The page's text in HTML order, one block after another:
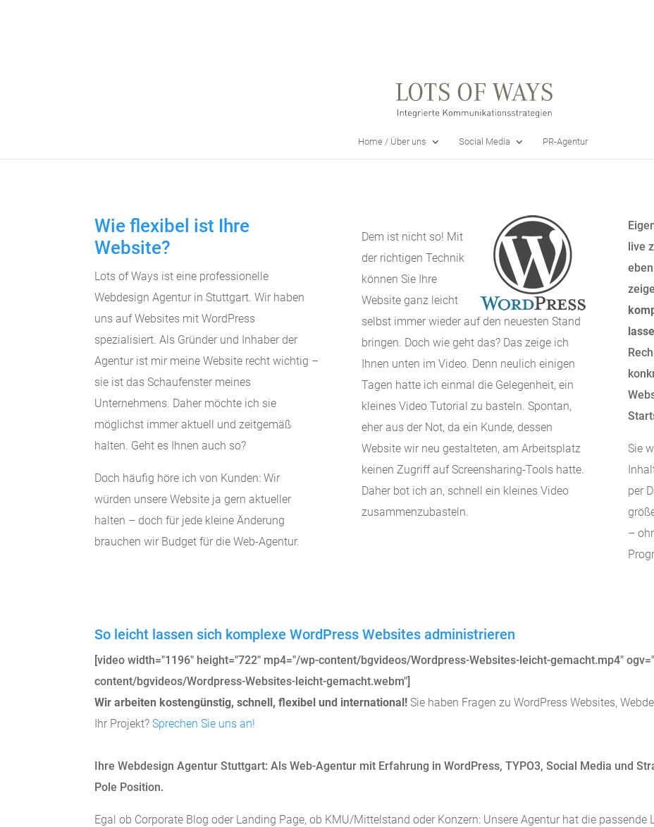
Home / Über uns Social Media PR-Agentur
Wie flexibel ist Ihre
Website?
Lots of Ways ist eine professionelle
Webdesign Agentur in Stuttgart. Wir haben
uns auf Websites mit WordPress
spezialisiert. Als Gründer und Inhaber der
Agentur ist mir meine Website recht wichtig –
sie ist das Schaufenster meines
Unternehmens. Daher möchte ich sie
möglichst immer aktuell und zeitgemäß
halten. Geht es Ihnen auch so?
Doch häufig höre ich von Kunden: Wir
würden unsere Website ja gern aktueller
halten – doch für jede kleine Änderung
brauchen wir Budget für die Web-Agentur.
Dem ist nicht so! Mit
der richtigen Technik
können Sie Ihre
Website ganz leicht
selbst immer wieder auf den neuesten Stand
bringen. Doch wie geht das? Das zeige ich
Ihnen unten im Video. Denn neulich einigen
Tagen hatte ich einmal die Gelegenheit, ein
kleines Video Tutorial zu basteln. Spontan,
eher aus der Not, da ein Kunde, dessen
Website wir neu gestalteten, am Arbeitsplatz
keinen Zugriff auf Screensharing-Tools hatte.
Daher bot ich an, schnell ein kleines Video
zusammenzubasteln.
live
Sie
per
–
So leicht lassen sich komplexe WordPress Websites administrieren
[video width="1196" height="722" mp4="/wp-content/bgvideos/Wordpress-Websites-leicht-gemacht.mp4"
content/bgvideos/Wordpress-Websites-leicht-gemacht.webm"]
Wir arbeiten kostengünstig, schnell, flexibel und international! Sie haben Fragen zu WordPress Websites,
Ihr Projekt?Sprechen Sie uns an!
Ihre Webdesign Agentur Stuttgart: Als Web-Agentur mit Erfahrung in WordPress, TYPO3, Social Media und
Pole Position.
Egal ob Corporate Blog oder Landing Page, ob KMU/Mittelstand oder Konzern: Unsere Agentur hat die passende